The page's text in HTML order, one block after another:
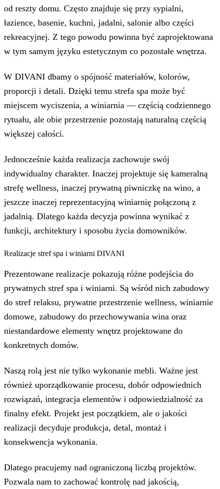
od reszty domu. Często znajduje się przy sypialni,
łazience, basenie, kuchni, jadalni, salonie albo części
rekreacyjnej. Z tego powodu powinna być zaprojektowana
w tym samym języku estetycznym co pozostałe wnętrza.
W DIVANI dbamy o spójność materiałów, kolorów,
proporcji i detali. Dzięki temu strefa spa może być
miejscem wyciszenia, a winiarnia — częścią codziennego
rytuału, ale obie przestrzenie pozostają naturalną częścią
większej całości.
Jednocześnie każda realizacja zachowuje swój
indywidualny charakter. Inaczej projektuje się kameralną
strefę wellness, inaczej prywatną piwniczkę na wino, a
jeszcze inaczej reprezentacyjną winiarnię połączoną z
jadalnią. Dlatego każda decyzja powinna wynikać z
funkcji, architektury i sposobu życia domowników.
Realizacje stref spa i winiarni DIVANI
Prezentowane realizacje pokazują różne podejścia do
prywatnych stref spa i winiarni. Są wśród nich zabudowy
do stref relaksu, prywatne przestrzenie wellness, winiarnie
domowe, zabudowy do przechowywania wina oraz
niestandardowe elementy wnętrz projektowane do
konkretnych domów.
Naszą rolą jest nie tylko wykonanie mebli. Ważne jest
również uporządkowanie procesu, dobór odpowiednich
rozwiązań, integracja elementów i odpowiedzialność za
finalny efekt. Projekt jest początkiem, ale o jakości
realizacji decyduje produkcja, detal, montaż i
konsekwencja wykonania.
Dlatego pracujemy nad ograniczoną liczbą projektów.
Pozwala nam to zachować kontrolę nad jakością,